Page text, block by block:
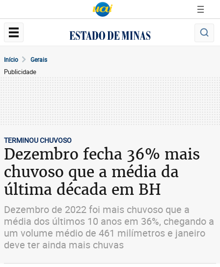
Início Gerais
Publicidade
TERMINOU CHUVOSO
Dezembro fecha 36% mais
chuvoso que a média da
última década em BH
Dezembro de 2022 foi mais chuvoso que a
média dos últimos 10 anos em 36%, chegando a
um volume médio de 461 milímetros e janeiro
deve ter ainda mais chuvas